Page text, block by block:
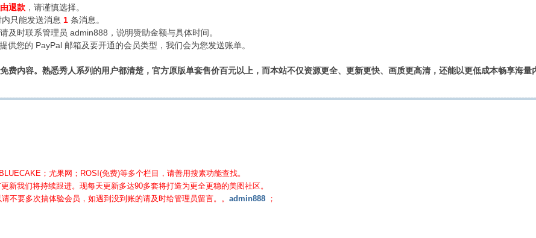
退款 ，请谨慎选择。
只能发送消息 1 条消息。
时联系管理员 admin888，说明赞助金额与具体时间。
您的 PayPal 邮箱及要开通的会员类型，我们会为您发送账单。
费内容。熟悉秀人系列的用户都清楚，官方原版单套售价百元以上，而本站不仅资源更全、更新更快、画质更高清，还能以更低成本畅享海量
；尤果网；ROSI(免费)等多个栏目，请善用搜素功能查找。
新我们将持续跟进。现每天更新多达90多套将打造为更全更稳的美图社区。
不要多次搞体验会员，如遇到没到账的请及时给管理员留言。。 admin888 ；